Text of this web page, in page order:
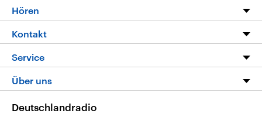
Programm
Die Nachrichten
Nachrichtenleicht
Neue Beiträge auf dlf.de
Hören
Livestream
Podcasts
Deutschlandfunk App
Nachrichten App
Kontakt
Hörerservice
Service
FAQ
Veranstaltungen
Über uns
Deutschlandradio